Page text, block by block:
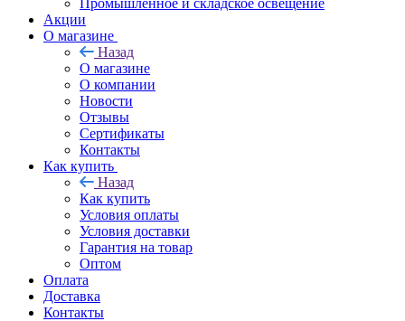
Промышленное и складское освещение
Акции
О магазине
Назад
О магазине
О компании
Новости
Отзывы
Сертификаты
Контакты
Как купить
Назад
Как купить
Условия оплаты
Условия доставки
Гарантия на товар
Оптом
Оплата
Доставка
Контакты